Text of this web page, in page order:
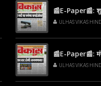
📰E-Paper📰:
ULHAS VIKAS
📰E-Paper📰:
ULHAS VIKAS